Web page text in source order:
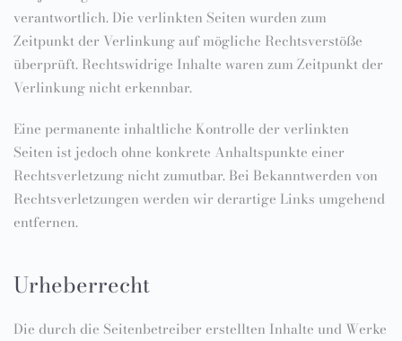
verantwortlich. Die verlinkten Seiten wurden zum
Zeitpunkt der Verlinkung auf mögliche Rechtsverstöße
überprüft. Rechtswidrige Inhalte waren zum Zeitpunkt der
Verlinkung nicht erkennbar.
Eine permanente inhaltliche Kontrolle der verlinkten
Seiten ist jedoch ohne konkrete Anhaltspunkte einer
Rechtsverletzung nicht zumutbar. Bei Bekanntwerden von
Rechtsverletzungen werden wir derartige Links umgehend
entfernen.
Urheberrecht
Die durch die Seitenbetreiber erstellten Inhalte und Werke